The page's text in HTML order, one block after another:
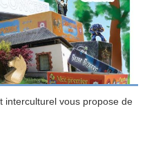
interculturel vous propose de